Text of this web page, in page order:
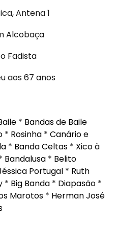
Antena 1
Alcobaça
Fadista
aos 67 anos
* Bandas de Baile
* Rosinha * Canário e
* Banda Celtas * Xico à
Bandalusa * Belito
Portugal * Ruth
* Big Banda * Diapasão *
Marotos * Herman José